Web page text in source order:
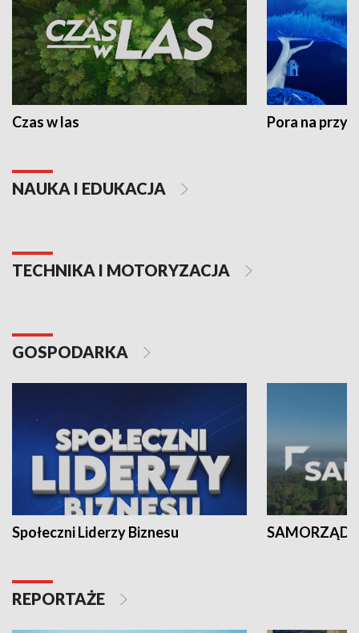
Czas w las Pora na
NAUKA I EDUKACJA
TECHNIKA I MOTORYZACJA
GOSPODARKA
Społeczni Liderzy Biznesu SAMORZĄD
REPORTAŻE